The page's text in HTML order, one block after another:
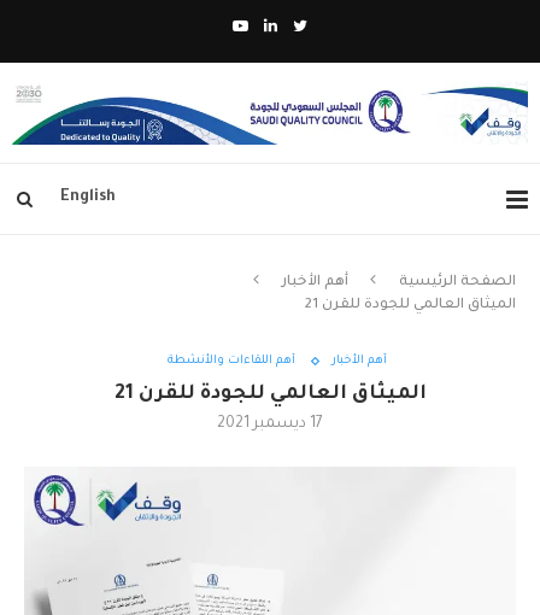
English
الصفحة الرئيسية
أهم الأخبار
الميثاق العالمي للجودة للقرن 21
أهم الأخبار أهم اللقاءات والأنشطة
الميثاق العالمي للجودة للقرن 21
17 ديسمبر 2021